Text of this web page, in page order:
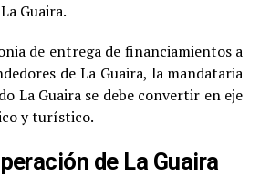
Guaira.
de entrega de financiamientos a
de La Guaira, la mandataria
La Guaira se debe convertir en eje
y turístico.
de La Guaira